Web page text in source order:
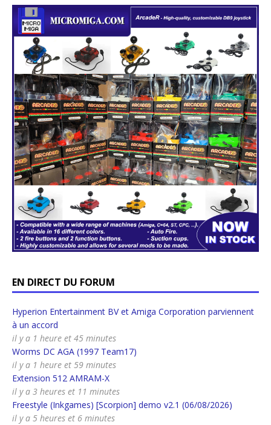
EN DIRECT DU FORUM
Hyperion Entertainment BV et Amiga Corporation parviennent
à un accord
il y a 1 heure et 45 minutes
Worms DC AGA (1997 Team17)
il y a 1 heure et 59 minutes
Extension 512 AMRAM-X
il y a 3 heures et 11 minutes
Freestyle (Inkgames) [Scorpion] demo v2.1 (06/08/2026)
il y a 5 heures et 6 minutes